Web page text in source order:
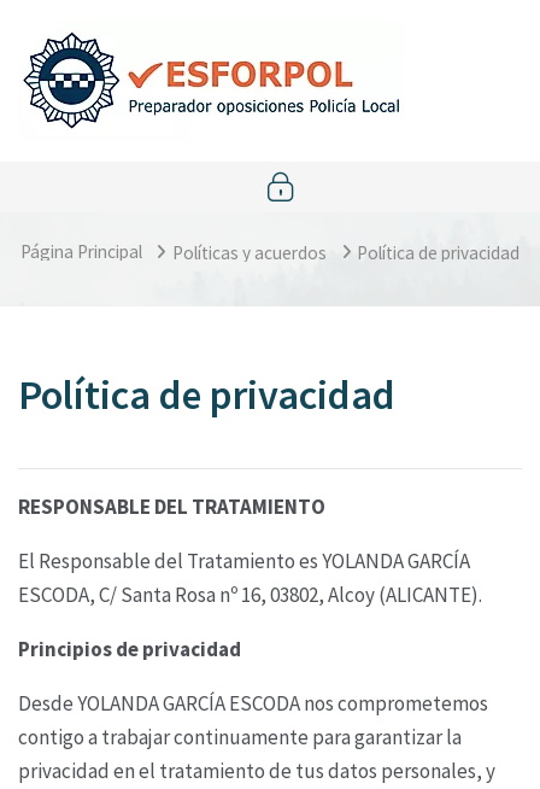
Página Principal Políticas y acuerdos Política de privacidad
Política de privacidad
RESPONSABLE DEL TRATAMIENTO
El Responsable del Tratamiento es YOLANDA GARCÍA
ESCODA,C/ Santa Rosa nº 16, 03802, Alcoy (ALICANTE).
Principios de privacidad
Desde YOLANDA GARCÍA ESCODA nos comprometemos
contigo a trabajarcontinuamente para garantizar la
privacidad en el tratamiento de tus datos personales, y